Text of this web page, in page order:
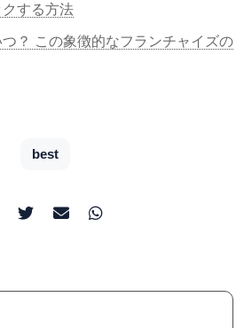
する方法
？ この象徴的なフランチャイズの
best